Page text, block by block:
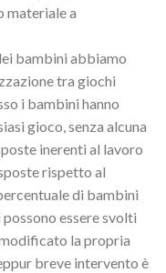
materiale a
bambini abbiamo
tra giochi
i bambini hanno
gioco, senza alcuna
inerenti al lavoro
rispetto al
di bambini
essere svolti
la propria
breve intervento è